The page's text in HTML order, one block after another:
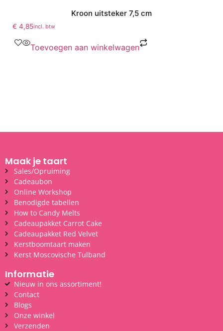
Kroon uitsteker 7,5 cm
€ 4,85incl. btw
Toevoegen aan winkelwagen
Maak je taart
Sales/Opruiming
Cadeaubon
Online Workshop
Benodigde tabellen
How to Candy Melts
Cadeaupakket Carrot Cake
Cadeaupakket Red Velvet
Kerstboomtaart maken
Kerst Moscovische Tulband
Informatie
Nieuw in ons assortiment!
Contact
Blogs
Onze winkel
Verzenden